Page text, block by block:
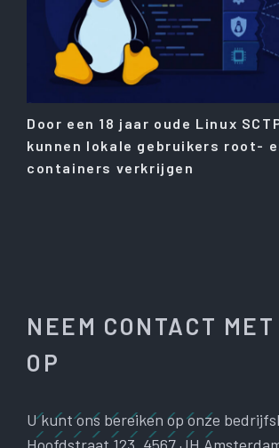
Door een 18 jaar oude Linux
kunnen lokale gebruikers root-
containers verkrijgen
NEEM CONTACT MET
OP
U kunt ons bereiken op onze
Hoofdstraat 123, 4567 JH